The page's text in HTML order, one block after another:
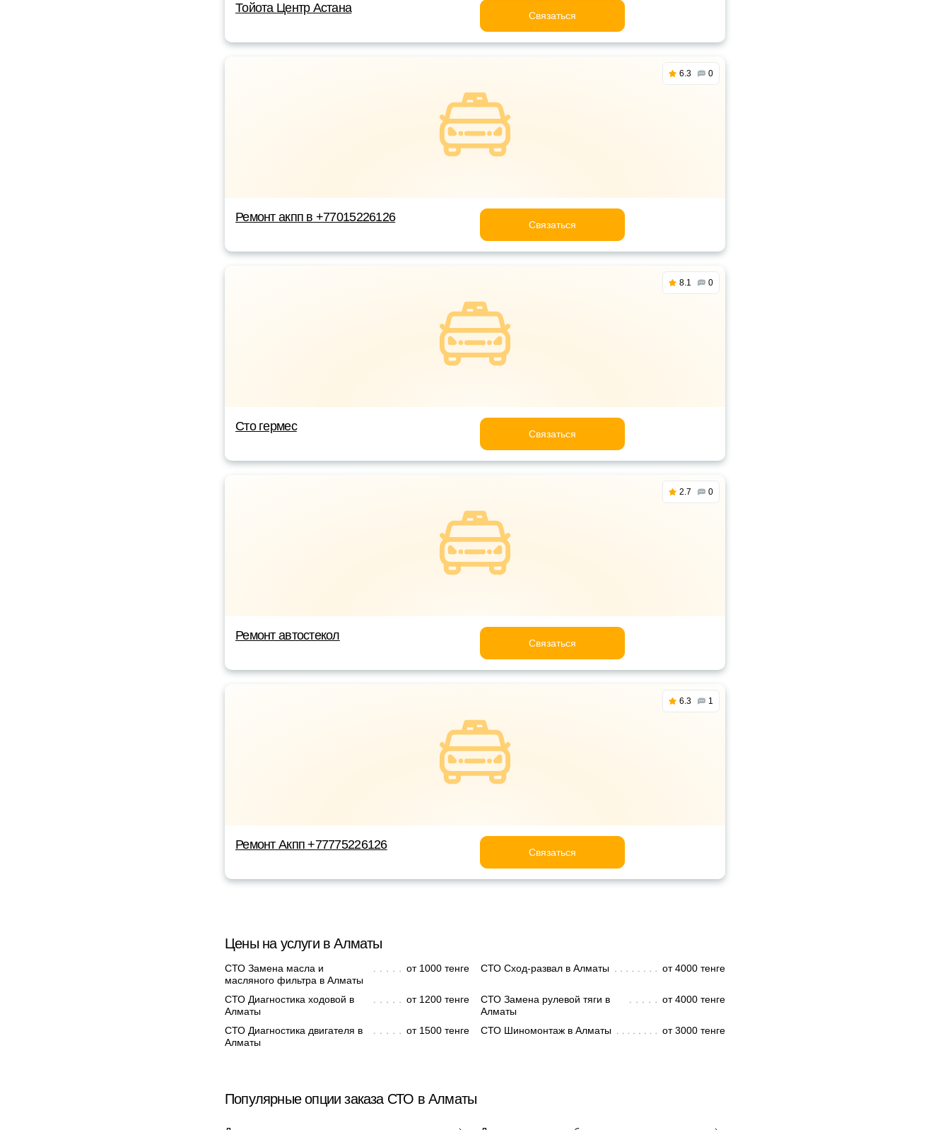
Тойота Центр Астана
Связаться
6.3 0
Ремонт акпп в +77015226126
Связаться
8.1 0
Сто гермес
Связаться
2.7 0
Ремонт автостекол
Связаться
6.3 1
Ремонт Акпп +77775226126
Связаться
Цены на услуги в Алматы
СТО Замена масла и
масляного фильтра в Алматы
от 1000 тенге СТО Сход-развал в Алматы от 4000 тенге
СТО Диагностика ходовой в
Алматы
от 1200 тенге
СТО Замена рулевой тяги в
Алматы
от 4000 тенге
СТО Диагностика двигателя в
Алматы
от 1500 тенге СТО Шиномонтаж в Алматы от 3000 тенге
Популярные опции заказа СТО в Алматы